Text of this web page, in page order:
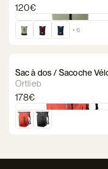
120€
+ 6
Sac à dos / Sacoche
Ortlieb - VARIO PS QL3.1
Ortlieb
178€